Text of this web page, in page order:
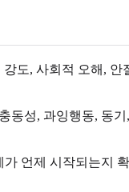
도, 사회적 오해,
동성, 과잉행동, 동
언제 시작되는지